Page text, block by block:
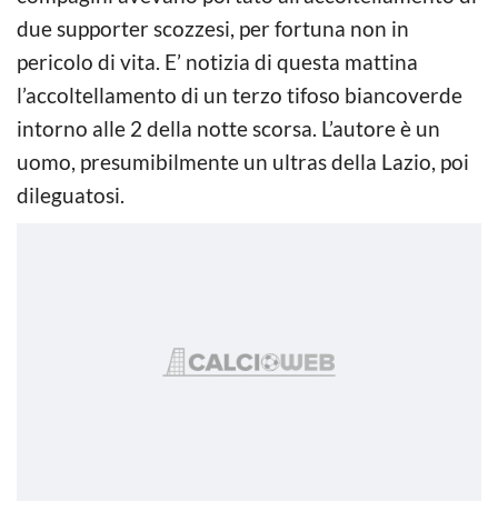
due supporter scozzesi, per fortuna non in
pericolo di vita. E’ notizia di questa mattina
l’accoltellamento di un terzo tifoso biancoverde
intorno alle 2 della notte scorsa. L’autore è un
uomo, presumibilmente un ultras della Lazio, poi
dileguatosi.